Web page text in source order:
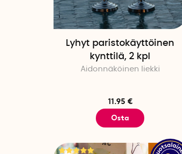
Lyhyt paristokäyttöinen
kynttilä, 2 kpl
Aidonnäköinen liekki
11.95 €
Osta